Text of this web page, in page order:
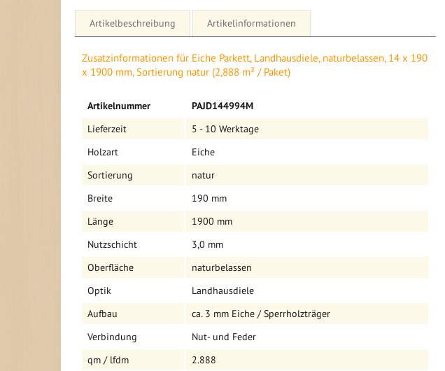
Artikelbeschreibung
Details für Eiche Parkett, Landhausdiele, naturbelassen, 14 x 190 x 1900 mm,
Sortierung natur (2,888 m² / Paket)
- Landhausdiele
- Länge: 1900 mm
- Breite: 190 mm
- Nutzschicht: 3,0 mm
- Aufbau: ca. 3 mm Eiche / Sperrholzträger
- Verbindung: Nut und Feder
- 2,888 m²/PE
- Längsseitig gefast
Artikelinformationen
Zusatzinformationen für Eiche Parkett, Landhausdiele, naturbelassen, 14 x 190
x 1900 mm, Sortierung natur (2,888 m² / Paket)
Mehr
Informationen
Artikelnummer
PAJD144994M
Lieferzeit
5 - 10 Werktage
Holzart
Eiche
Sortierung
natur
Breite
190 mm
Länge
1900 mm
Nutzschicht
3,0 mm
Oberfläche
naturbelassen
Optik
Landhausdiele
Aufbau
ca. 3 mm Eiche / Sperrholzträger
Verbindung
Nut- und Feder
qm / lfdm
2.888